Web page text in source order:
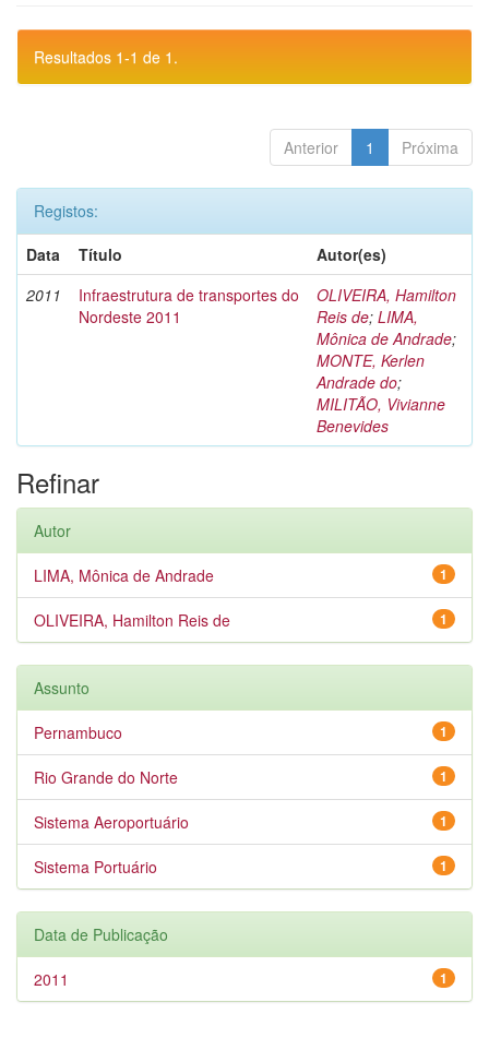
Resultados 1-1 de 1.
Anterior 1 Próxima
Registos:
Data
Título
Autor(es)
2011
Infraestrutura de transportes do
Nordeste 2011
OLIVEIRA, Hamilton
Reis de; LIMA,
Mônica de Andrade;
MONTE, Kerlen
Andrade do;
MILITÃO, Vivianne
Benevides
Refinar
Autor
1
LIMA, Mônica de Andrade
1
OLIVEIRA, Hamilton Reis de
Assunto
1
Pernambuco
1
Rio Grande do Norte
1
Sistema Aeroportuário
1
Sistema Portuário
Data de Publicação
1
2011